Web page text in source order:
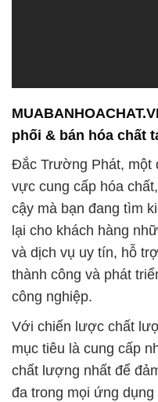
phối & bán hóa chất
Đắc Trường Phát, một
vực cung cấp hóa
cậy mà bạn đang tìm
lại cho khách hàng
và dịch vụ uy tín, hỗ
thành công và phát
công nghiệp.
Với chiến lược chất
mục tiêu là cung cấp
chất lượng nhất để
đa trong mọi ứng